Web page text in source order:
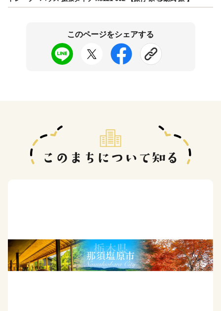
このページをシェアする